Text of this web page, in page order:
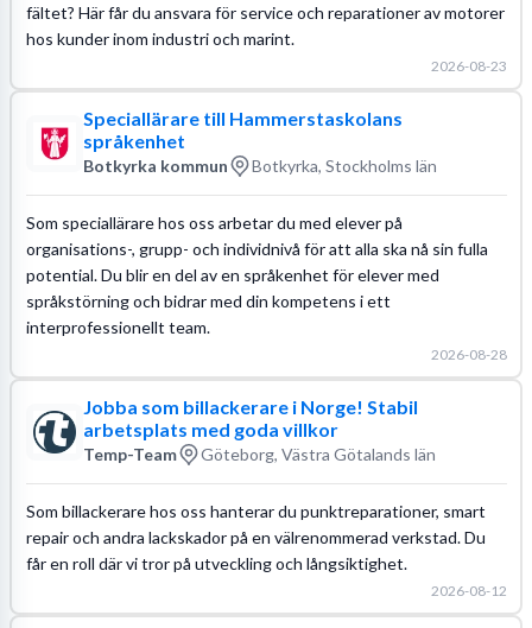
fältet? Här får du ansvara för service och reparationer av motorer
hos kunder inom industri och marint.
2026-08-23
Speciallärare till Hammerstaskolans
språkenhet
Botkyrka kommun Botkyrka, Stockholms län
Som speciallärare hos oss arbetar du med elever på
organisations-, grupp- och individnivå för att alla ska nå sin fulla
potential. Du blir en del av en språkenhet för elever med
språkstörning och bidrar med din kompetens i ett
interprofessionellt team.
2026-08-28
Jobba som billackerare i Norge! Stabil
arbetsplats med goda villkor
Temp-Team Göteborg, Västra Götalands län
Som billackerare hos oss hanterar du punktreparationer, smart
repair och andra lackskador på en välrenommerad verkstad. Du
får en roll där vi tror på utveckling och långsiktighet.
2026-08-12